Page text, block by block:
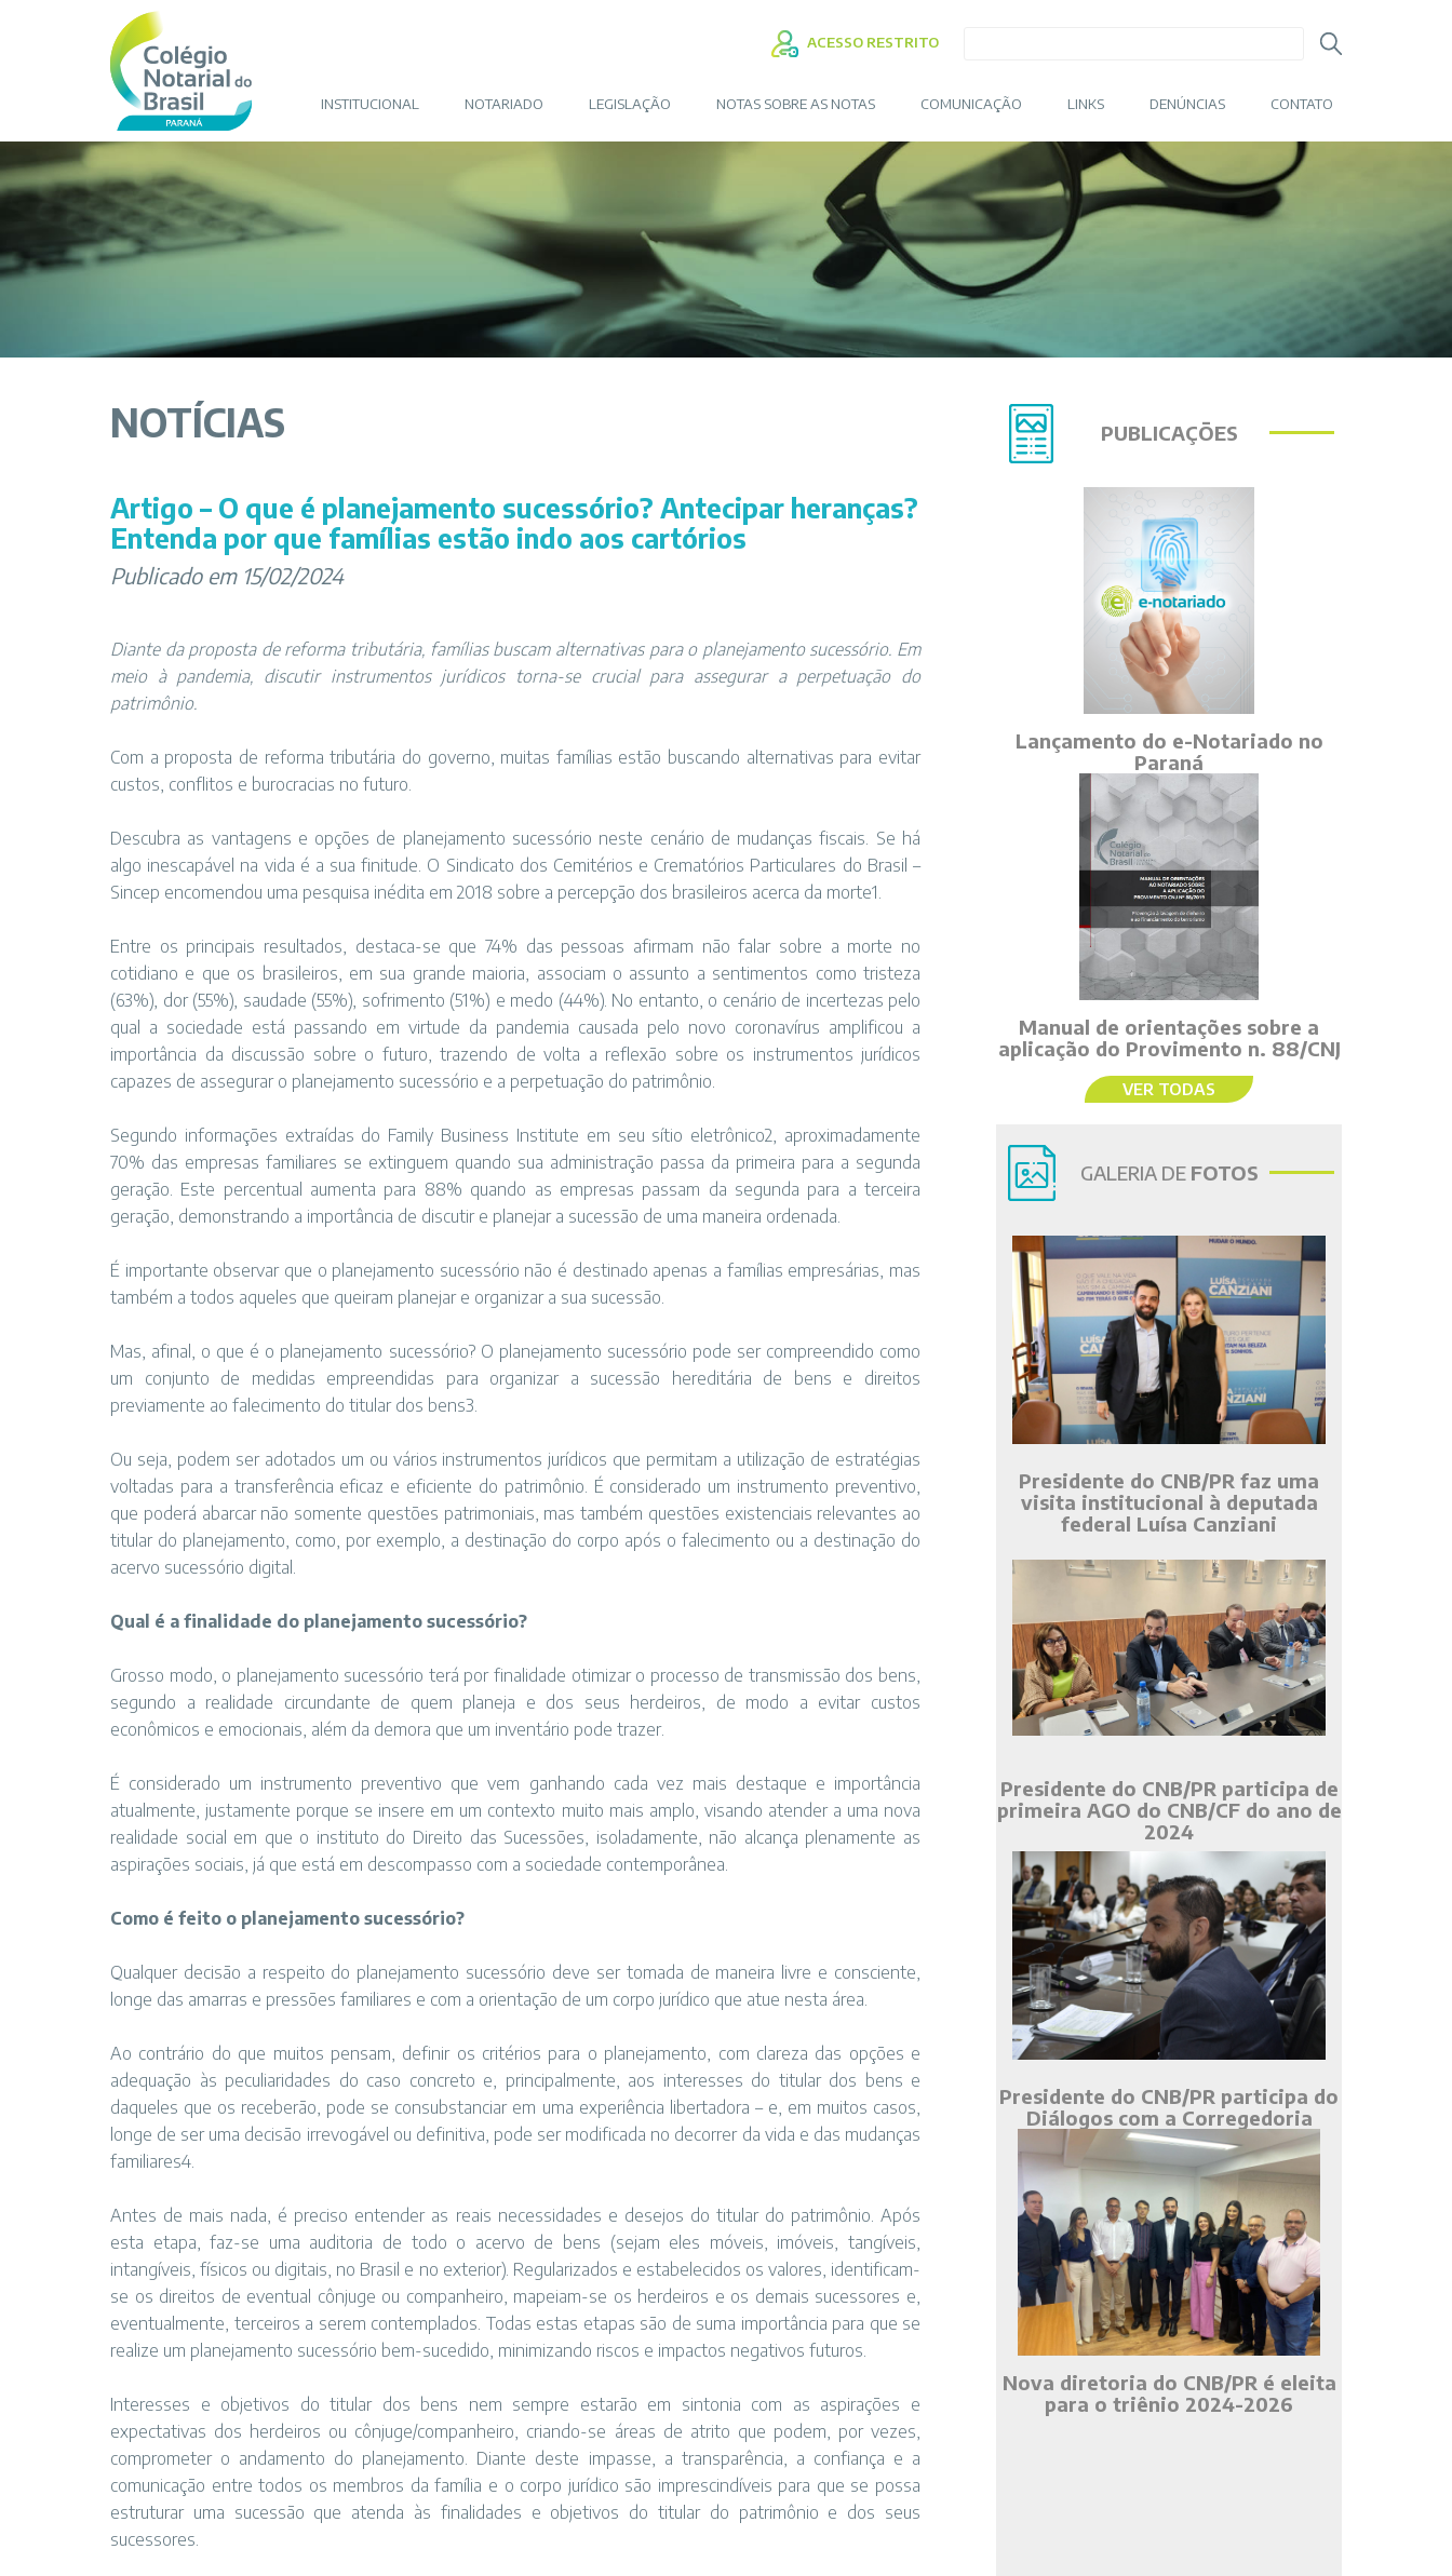
ACESSO RESTRITO
INSTITUCIONAL NOTARIADO LEGISLAÇÃO NOTAS SOBRE AS NOTAS COMUNICAÇÃO LINKS DENÚNCIAS CONTATO
NOTÍCIAS
Artigo – O que é planejamento sucessório? Antecipar heranças?
Entenda por que famílias estão indo aos cartórios
Publicado em 15/02/2024
Diante da proposta de reforma tributária, famílias buscam alternativas para o planejamento sucessório. Em
meio à pandemia, discutir instrumentos jurídicos torna-se crucial para assegurar a perpetuação do
patrimônio.
Com a proposta de reforma tributária do governo, muitas famílias estão buscando alternativas para evitar
custos, conflitos e burocracias no futuro.
Descubra as vantagens e opções de planejamento sucessório neste cenário de mudanças fiscais. Se há
algo inescapável na vida é a sua finitude. O Sindicato dos Cemitérios e Crematórios Particulares do Brasil –
Sincep encomendou uma pesquisa inédita em 2018 sobre a percepção dos brasileiros acerca da morte1.
Entre os principais resultados, destaca-se que 74% das pessoas afirmam não falar sobre a morte no
cotidiano e que os brasileiros, em sua grande maioria, associam o assunto a sentimentos como tristeza
(63%), dor (55%), saudade (55%), sofrimento (51%) e medo (44%). No entanto, o cenário de incertezas pelo
qual a sociedade está passando em virtude da pandemia causada pelo novo coronavírus amplificou a
importância da discussão sobre o futuro, trazendo de volta a reflexão sobre os instrumentos jurídicos
capazes de assegurar o planejamento sucessório e a perpetuação do patrimônio.
Segundo informações extraídas do Family Business Institute em seu sítio eletrônico2, aproximadamente
70% das empresas familiares se extinguem quando sua administração passa da primeira para a segunda
geração. Este percentual aumenta para 88% quando as empresas passam da segunda para a terceira
geração, demonstrando a importância de discutir e planejar a sucessão de uma maneira ordenada.
É importante observar que o planejamento sucessório não é destinado apenas a famílias empresárias, mas
também a todos aqueles que queiram planejar e organizar a sua sucessão.
Mas, afinal, o que é o planejamento sucessório? O planejamento sucessório pode ser compreendido como
um conjunto de medidas empreendidas para organizar a sucessão hereditária de bens e direitos
previamente ao falecimento do titular dos bens3.
Ou seja, podem ser adotados um ou vários instrumentos jurídicos que permitam a utilização de estratégias
voltadas para a transferência eficaz e eficiente do patrimônio. É considerado um instrumento preventivo,
que poderá abarcar não somente questões patrimoniais, mas também questões existenciais relevantes ao
titular do planejamento, como, por exemplo, a destinação do corpo após o falecimento ou a destinação do
acervo sucessório digital.
Qual é a finalidade do planejamento sucessório?
Grosso modo, o planejamento sucessório terá por finalidade otimizar o processo de transmissão dos bens,
segundo a realidade circundante de quem planeja e dos seus herdeiros, de modo a evitar custos
econômicos e emocionais, além da demora que um inventário pode trazer.
É considerado um instrumento preventivo que vem ganhando cada vez mais destaque e importância
atualmente, justamente porque se insere em um contexto muito mais amplo, visando atender a uma nova
realidade social em que o instituto do Direito das Sucessões, isoladamente, não alcança plenamente as
aspirações sociais, já que está em descompasso com a sociedade contemporânea.
Como é feito o planejamento sucessório?
Qualquer decisão a respeito do planejamento sucessório deve ser tomada de maneira livre e consciente,
longe das amarras e pressões familiares e com a orientação de um corpo jurídico que atue nesta área.
Ao contrário do que muitos pensam, definir os critérios para o planejamento, com clareza das opções e
adequação às peculiaridades do caso concreto e, principalmente, aos interesses do titular dos bens e
daqueles que os receberão, pode se consubstanciar em uma experiência libertadora – e, em muitos casos,
longe de ser uma decisão irrevogável ou definitiva, pode ser modificada no decorrer da vida e das mudanças
familiares4.
Antes de mais nada, é preciso entender as reais necessidades e desejos do titular do patrimônio. Após
esta etapa, faz-se uma auditoria de todo o acervo de bens (sejam eles móveis, imóveis, tangíveis,
intangíveis, físicos ou digitais, no Brasil e no exterior). Regularizados e estabelecidos os valores, identificam-
se os direitos de eventual cônjuge ou companheiro, mapeiam-se os herdeiros e os demais sucessores e,
eventualmente, terceiros a serem contemplados. Todas estas etapas são de suma importância para que se
realize um planejamento sucessório bem-sucedido, minimizando riscos e impactos negativos futuros.
Interesses e objetivos do titular dos bens nem sempre estarão em sintonia com as aspirações e
expectativas dos herdeiros ou cônjuge/companheiro, criando-se áreas de atrito que podem, por vezes,
comprometer o andamento do planejamento. Diante deste impasse, a transparência, a confiança e a
comunicação entre todos os membros da família e o corpo jurídico são imprescindíveis para que se possa
estruturar uma sucessão que atenda às finalidades e objetivos do titular do patrimônio e dos seus
sucessores.
PUBLICAÇÕES
Lançamento do e-Notariado no
Paraná
Manual de orientações sobre a
aplicação do Provimento n. 88/CNJ
VER TODAS
GALERIA DE FOTOS
Presidente do CNB/PR faz uma
visita institucional à deputada
federal Luísa Canziani
Presidente do CNB/PR participa de
primeira AGO do CNB/CF do ano de
2024
Presidente do CNB/PR participa do
Diálogos com a Corregedoria
Nova diretoria do CNB/PR é eleita
para o triênio 2024-2026